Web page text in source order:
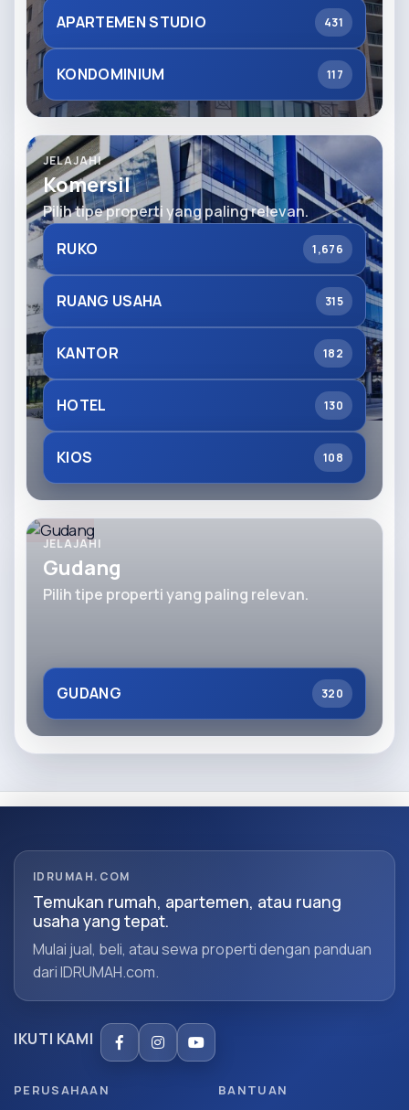
APARTEMEN STUDIO 431
KONDOMINIUM 117
JELAJAHI
Komersil
Pilih tipe properti yang paling relevan.
RUKO
1,676
RUANG USAHA 315
KANTOR 182
HOTEL 130
KIOS 108
JELAJAHI
Gudang
Pilih tipe properti yang paling relevan.
GUDANG 320
IDRUMAH.COM
Temukan rumah, apartemen, atau ruang
usaha yang tepat.
Mulai jual, beli, atau sewa properti dengan panduan
dari IDRUMAH.com.
IKUTI KAMI
PERUSAHAAN BANTUAN